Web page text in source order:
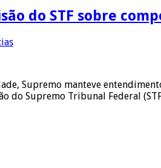
do STF sobre
Supremo manteve
do Supremo Tribunal Federal